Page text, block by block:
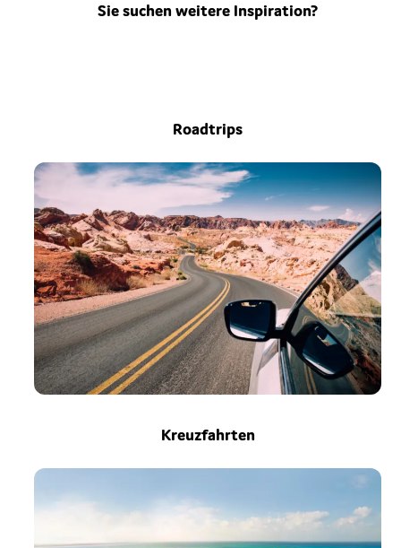
Sie suchen weitere Inspiration?
Roadtrips
Kreuzfahrten